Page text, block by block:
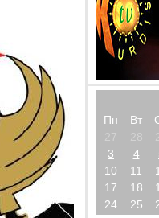
Пн Вт
27
28
3
4
10
11
17
18
24
25